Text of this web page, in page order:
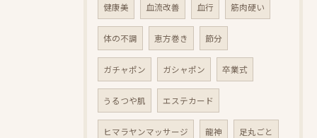
健康美 血流改善 血行 筋肉硬い
体の不調 恵方巻き 節分
ガチャポン ガシャポン 卒業式
うるつや肌 エステカード
ヒマラヤンマッサージ 龍神 足丸ごと